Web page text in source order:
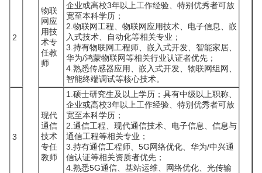
2
物联
网应
用技
术专
任教
师
企业或高校3年以上工作经验、特别优秀者可放
宽至本科学历；
2.物联网工程、物联网应用技术、电子信息、嵌
入式技术、自动化等相关专业；
3.持有物联网工程师、嵌入式开发、智能家居、
华为/鸿蒙物联网等相关行业认证者优先；
4.熟悉传感器应用、嵌入式开发、物联网组网、
智能终端调试等核心技术。
3
现代
通信
技术
专任
教师
1.硕士研究生及以上学历；具有中级以上职称、
企业或高校3年以上工作经验、特别优秀者可放
宽至本科学历；
2.通信工程、现代通信技术、电子信息、信息与
通信工程等相关专业；
3.持有通信工程师、5G网络优化、华为/中兴通
信认证等相关资质者优先；
4.熟悉5G通信、基站运维、网络优化、光传输